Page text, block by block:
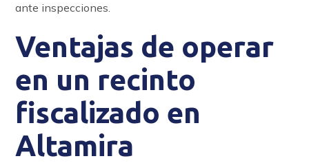
ante inspecciones.
Ventajas de operar
en un recinto
fiscalizado en
Altamira